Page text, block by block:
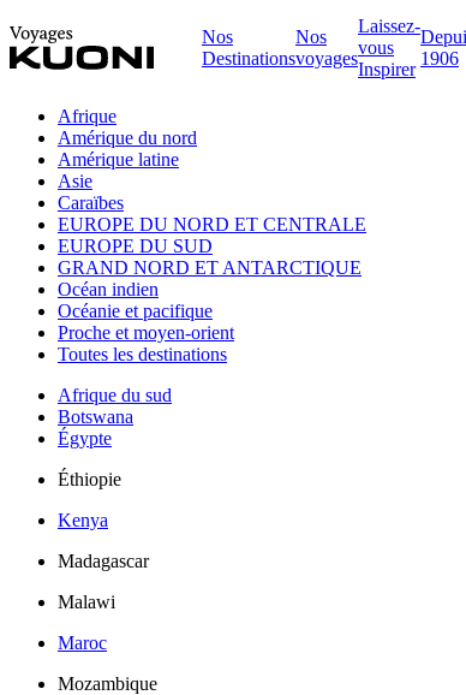
Nos
Destinations
Nos
voyages
Laissez-
vous
Inspirer
1906
Afrique
Amérique du nord
Amérique latine
Asie
Caraïbes
EUROPE DU NORD ET CENTRALE
EUROPE DU SUD
GRAND NORD ET ANTARCTIQUE
Océan indien
Océanie et pacifique
Proche et moyen-orient
Toutes les destinations
Afrique du sud
Botswana
Égypte
Éthiopie
Kenya
Madagascar
Malawi
Maroc
Mozambique